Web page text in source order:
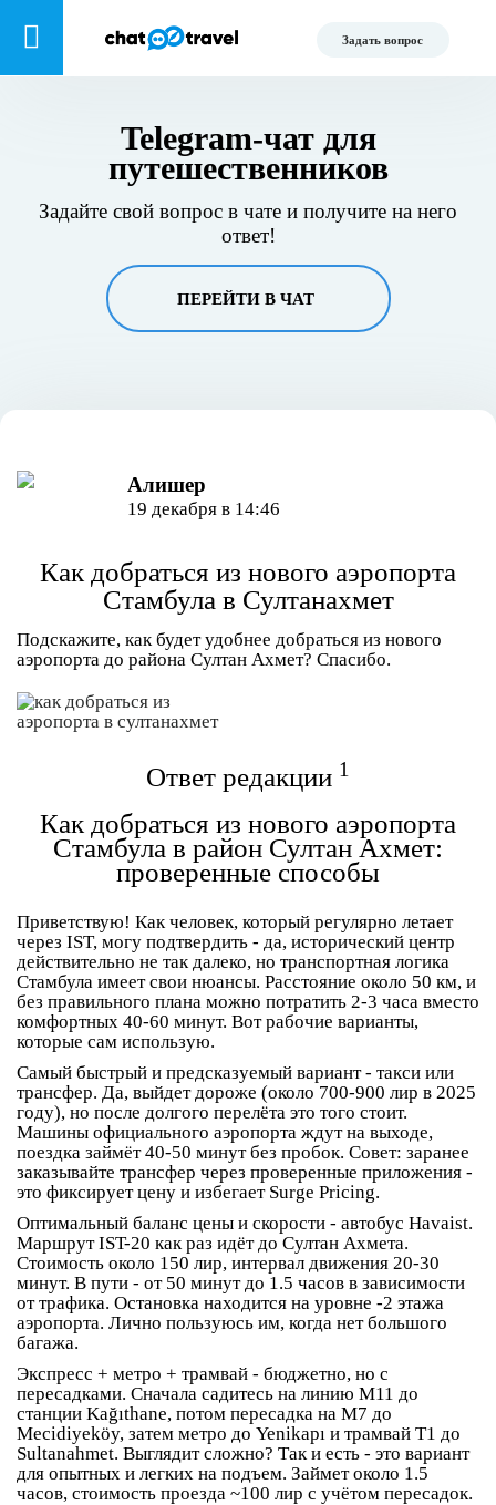
Задать вопрос
Telegram-чат для
путешественников
Задайте свой вопрос в чате и получите на него
ответ!
ПЕРЕЙТИ В ЧАТ
Алишер
19 декабря в 14:46
Как добраться из нового аэропорта
Стамбула в Султанахмет
Подскажите, как будет удобнее добраться из нового
аэропорта до района Султан Ахмет? Спасибо.
Ответ редакции 1
Как добраться из нового аэропорта
Стамбула в район Султан Ахмет:
проверенные способы
Приветствую! Как человек, который регулярно летает
через IST, могу подтвердить - да, исторический центр
действительно не так далеко, но транспортная логика
Стамбула имеет свои нюансы. Расстояние около 50 км, и
без правильного плана можно потратить 2-3 часа вместо
комфортных 40-60 минут. Вот рабочие варианты,
которые сам использую.
Самый быстрый и предсказуемый вариант - такси или
трансфер. Да, выйдет дороже (около 700-900 лир в 2025
году), но после долгого перелёта это того стоит.
Машины официального аэропорта ждут на выходе,
поездка займёт 40-50 минут без пробок. Совет: заранее
заказывайте трансфер через проверенные приложения -
это фиксирует цену и избегает Surge Pricing.
Оптимальный баланс цены и скорости - автобус Havaist.
Маршрут IST-20 как раз идёт до Султан Ахмета.
Стоимость около 150 лир, интервал движения 20-30
минут. В пути - от 50 минут до 1.5 часов в зависимости
от трафика. Остановка находится на уровне -2 этажа
аэропорта. Лично пользуюсь им, когда нет большого
багажа.
Экспресс + метро + трамвай - бюджетно, но с
пересадками. Сначала садитесь на линию M11 до
станции Kağıthane, потом пересадка на M7 до
Mecidiyeköy, затем метро до Yenikapı и трамвай T1 до
Sultanahmet. Выглядит сложно? Так и есть - это вариант
для опытных и легких на подъем. Займет около 1.5
часов, стоимость проезда ~100 лир с учётом пересадок.